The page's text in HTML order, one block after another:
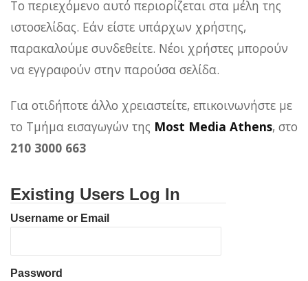
Το περιεχόμενο αυτό περιορίζεται στα μέλη της
ιστοσελίδας. Εάν είστε υπάρχων χρήστης,
παρακαλούμε συνδεθείτε. Νέοι χρήστες μπορούν
να εγγραφούν στην παρούσα σελίδα.
Για οτιδήποτε άλλο χρειαστείτε, επικοινωνήστε με
το Τμήμα εισαγωγών της Most Media Athens, στο
210 3000 663
Existing Users Log In
Username or Email
Password